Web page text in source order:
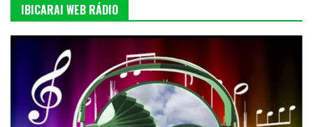
IBICARAI WEB RÁDIO